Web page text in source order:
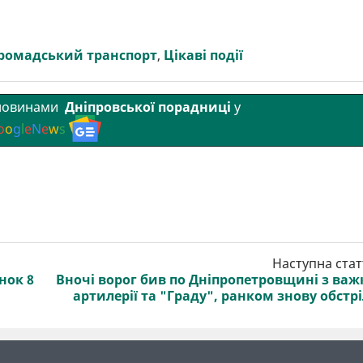
транспорт, Цікаві події
Дніпровської порадниці у
ogleNews
8
Наступна
Вночі ворог бив по Дніпропетровщині з
артилерії та "Граду", ранком знову